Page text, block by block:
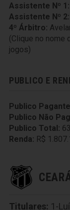
Assistente Nº 1:
Assistente Nº 2:
4º Árbitro:
(Clique no nome
jogos)
PUBLICO E
Publico
Publico Não
Publico Total:
Renda: R$
Titulares: 1-